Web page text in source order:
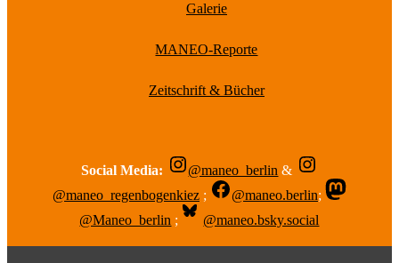
Galerie
MANEO-Reporte
Zeitschrift & Bücher
Social Media: @maneo_berlin &
@maneo_regenbogenkiez ; @maneo.berlin;
@Maneo_berlin ; @maneo.bsky.social